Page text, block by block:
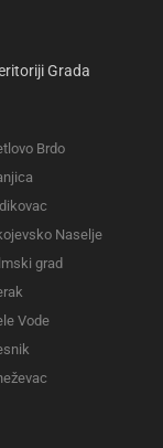
Grada
Brdo
Naselje
grad
Vode